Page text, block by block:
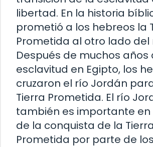
libertad. En la historia
prometió a los hebreos la
Prometida al otro lado del
Después de muchos años
esclavitud en Egipto, los
cruzaron el río Jordán
Tierra Prometida. El río
también es importante en
de la conquista de la Tierra
Prometida por parte de